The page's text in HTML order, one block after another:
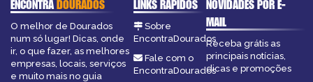
ENCONTRADOURADOS
O melhor de Dourados
num só lugar! Dicas, onde
ir, o que fazer, as melhores
empresas, locais, serviços
e muito mais no guia
LINKS RÁPIDOS
Sobre
EncontraDourados
Fale com o
EncontraDourados
NOVIDADES POR E-
MAIL
Receba grátis as
principais notícias,
dicas e promoções